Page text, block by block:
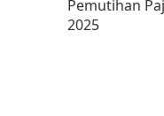
Pemutihan
2025